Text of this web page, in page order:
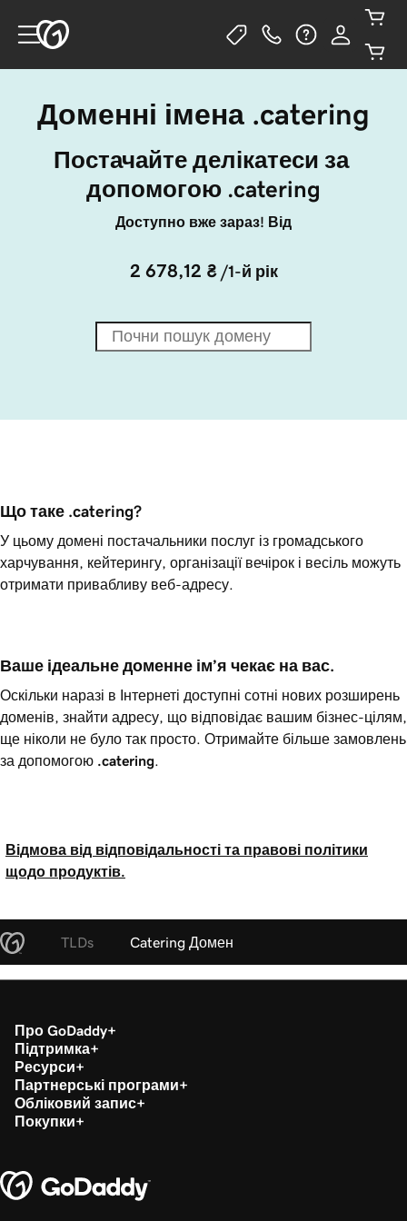
Доменні імена .catering
Постачайте делікатеси за
допомогою .catering
Доступно вже зараз! Від
2 678,12 ₴ /1-й рік
Що таке .catering?
У цьому домені постачальники послуг із громадського
харчування, кейтерингу, організації вечірок і весіль можуть
отримати привабливу веб-адресу.
Ваше ідеальне доменне ім’я чекає на вас.
Оскільки наразі в Інтернеті доступні сотні нових розширень
доменів, знайти адресу, що відповідає вашим бізнес-цілям,
ще ніколи не було так просто. Отримайте більше замовлень
за допомогою .catering
Відмова від відповідальності та правові політики
щодо продуктів.
TLDs Catering Домен
Про GoDaddy
Підтримка
Ресурси
Партнерські програми
Обліковий запис
Покупки